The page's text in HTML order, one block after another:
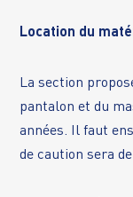
Location du
La section
pantalon et du
années. Il faut
de caution sera